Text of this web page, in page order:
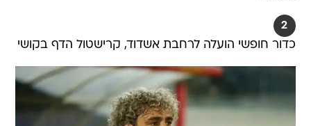
2
כדור חופשי הועלה לרחבת אשדוד, קרישטול הדף בקושי